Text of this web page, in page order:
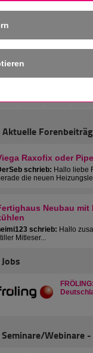
Aktuelle
Raxofix oder
schrieb: Hallo liebe
die neuen
Neubau
schrieb: Hallo
Mitleser...
Jobs
Seminare/Webinare